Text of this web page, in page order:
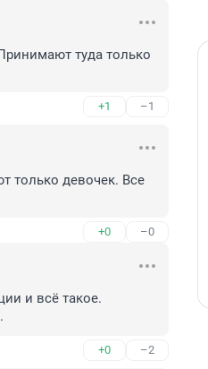
туда только
+1 –1
только девочек. Все
+0 –0
и всё такое.
+0 –2